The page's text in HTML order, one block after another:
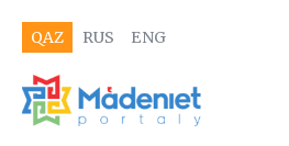
QAZ RUS ENG